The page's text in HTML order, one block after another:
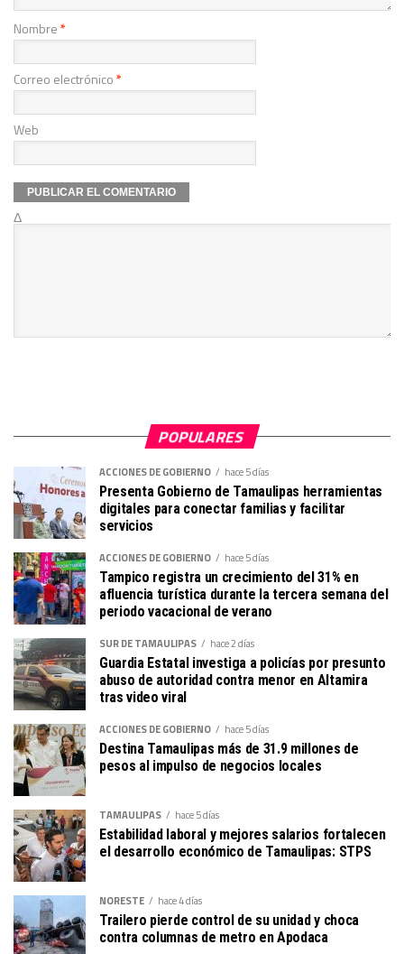
Nombre*
Correo electrónico*
Web
Δ
POPULARES
ACCIONES DE GOBIERNO hace 5 días
Presenta Gobierno de Tamaulipas herramientas
digitales para conectar familias y facilitar
servicios
ACCIONES DE GOBIERNO hace 5 días
Tampico registra un crecimiento del 31% en
afluencia turística durante la tercera semana del
periodo vacacional de verano
SUR DE TAMAULIPAS hace 2 días
Guardia Estatal investiga a policías por presunto
abuso de autoridad contra menor en Altamira
tras video viral
ACCIONES DE GOBIERNO hace 5 días
Destina Tamaulipas más de 31.9 millones de
pesos al impulso de negocios locales
TAMAULIPAS hace 5 días
Estabilidad laboral y mejores salarios fortalecen
el desarrollo económico de Tamaulipas: STPS
NORESTE hace 4 días
Trailero pierde control de su unidad y choca
contra columnas de metro en Apodaca